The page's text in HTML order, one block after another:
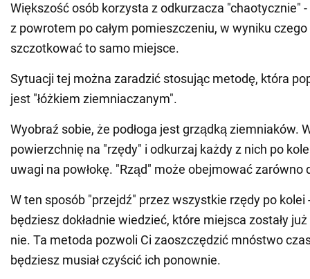
Większość osób korzysta z odkurzacza "chaotycznie"
z powrotem po całym pomieszczeniu, w wyniku
szczotkować to samo miejsce.
Sytuacji tej można zaradzić stosując metodę, która
jest "łóżkiem ziemniaczanym".
Wyobraź sobie, że podłoga jest grządką ziemniaków.
powierzchnię na "rzędy" i odkurzaj każdy z nich po
uwagi na powłokę. "Rząd" może obejmować zarówno
W ten sposób "przejdź" przez wszystkie rzędy po kolei
będziesz dokładnie wiedzieć, które miejsca zostały
nie. Ta metoda pozwoli Ci zaoszczędzić mnóstwo
będziesz musiał czyścić ich ponownie.